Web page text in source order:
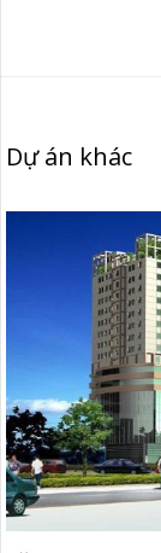
Dự án khác